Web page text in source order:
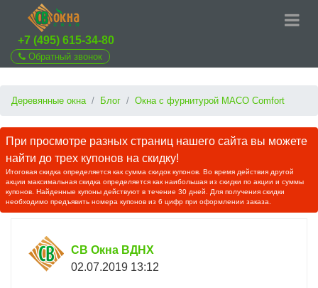
+7 (495) 615-34-80
Обратный звонок
Деревянные окна Блог Окна с фурнитурой MACO Comfort
При просмотре разных страниц нашего сайта вы можете
найти до трех купонов на скидку!
Итоговая скидка определяется как сумма скидок купонов. Во время действия другой
акции максимальная скидка определяется как наибольшая из скидки по акции и суммы
купонов. Найденные купоны действуют в течение 30 дней. Для получения скидки
необходимо предъявить номера купонов из 6 цифр при оформлении заказа.
СВ Окна ВДНХ
02.07.2019 13:12